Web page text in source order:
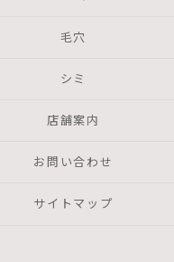
毛穴
シミ
店舗案内
お問い合わせ
サイトマップ